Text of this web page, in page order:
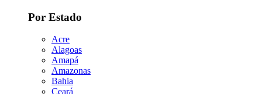
Por Estado
Acre
Alagoas
Amapá
Amazonas
Bahia
Ceará